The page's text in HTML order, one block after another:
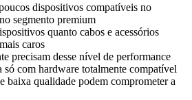
dispositivos compatíveis no
segmento premium
quanto cabos e acessórios
caros
precisam desse nível de performance
só com hardware totalmente compatível
baixa qualidade podem comprometer a